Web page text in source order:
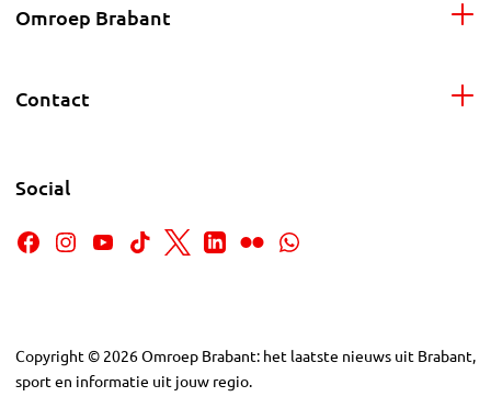
Omroep Brabant
Contact
Social
Copyright © 2026Omroep Brabant: het laatste nieuws uit Brabant,
sport en informatie uit jouw regio.